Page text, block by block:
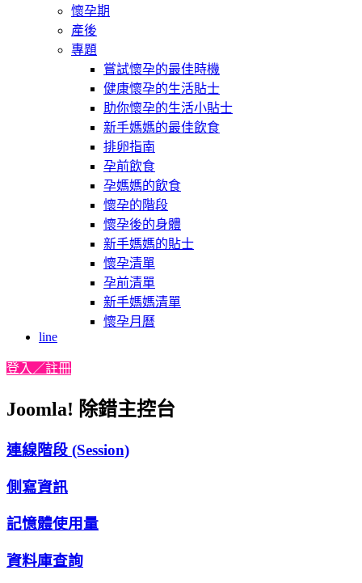
懷孕期
產後
專題
嘗試懷孕的最佳時機
健康懷孕的生活貼士
助你懷孕的生活小貼士
新手媽媽的最佳飲食
排卵指南
孕前飲食
孕媽媽的飲食
懷孕的階段
懷孕後的身體
新手媽媽的貼士
懷孕清單
孕前清單
新手媽媽清單
懷孕月曆
line
登入／註冊
Joomla! 除錯主控台
連線階段 (Session)
側寫資訊
記憶體使用量
資料庫查詢